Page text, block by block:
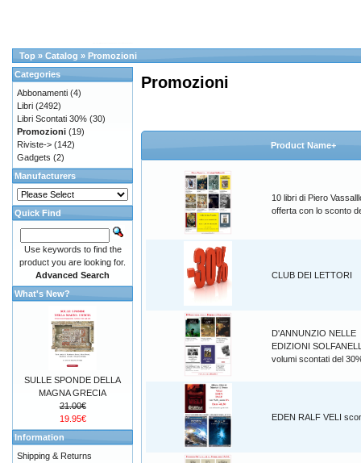
Top » Catalog » Promozioni
Promozioni
Product Name+
10 libri di Piero
offerta con lo sconto
CLUB DEI LETTORI
D'ANNUNZIO NELLE
EDIZIONI
volumi scontati del
EDEN RALF VELI
Categories
Abbonamenti (4)
Libri (2492)
Libri Scontati 30% (30)
Promozioni (19)
Riviste-> (142)
Gadgets (2)
Manufacturers
Quick Find
Use keywords to find the
product you are looking for.
Advanced Search
What's New?
SULLE SPONDE DELLA
MAGNA GRECIA
21.00€
19.95€
Information
Shipping & Returns